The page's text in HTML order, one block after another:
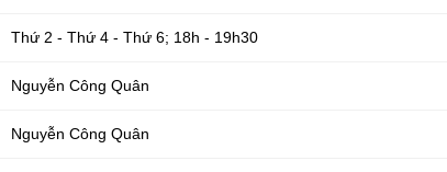
Thứ 2 - Thứ 4 - Thứ 6; 18h - 19h30
Nguyễn Công Quân
Nguyễn Công Quân